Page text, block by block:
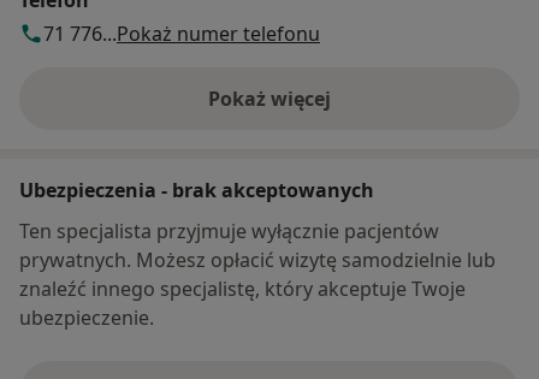
71 776...Pokaż numer telefonu
Pokaż więcej
o adresie
Ubezpieczenia - brak akceptowanych
Ten specjalista przyjmuje wyłącznie pacjentów
prywatnych. Możesz opłacić wizytę samodzielnie lub
znaleźć innego specjalistę, który akceptuje Twoje
ubezpieczenie.